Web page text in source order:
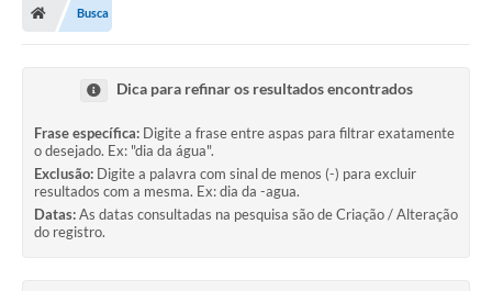
Ouvidoria
Legislação
Carta de Serviços
Serviços Online
Telefones Úteis
Contato
Busca
Dica para refinar os resultados encontrados
Frase específica: Digite a frase entre aspas para filtrar exatamente
o desejado. Ex: "dia da água".
Exclusão: Digite a palavra com sinal de menos (-) para excluir
resultados com a mesma. Ex: dia da -agua.
Datas:As datas consultadas na pesquisa são de Criação / Alteração
do registro.